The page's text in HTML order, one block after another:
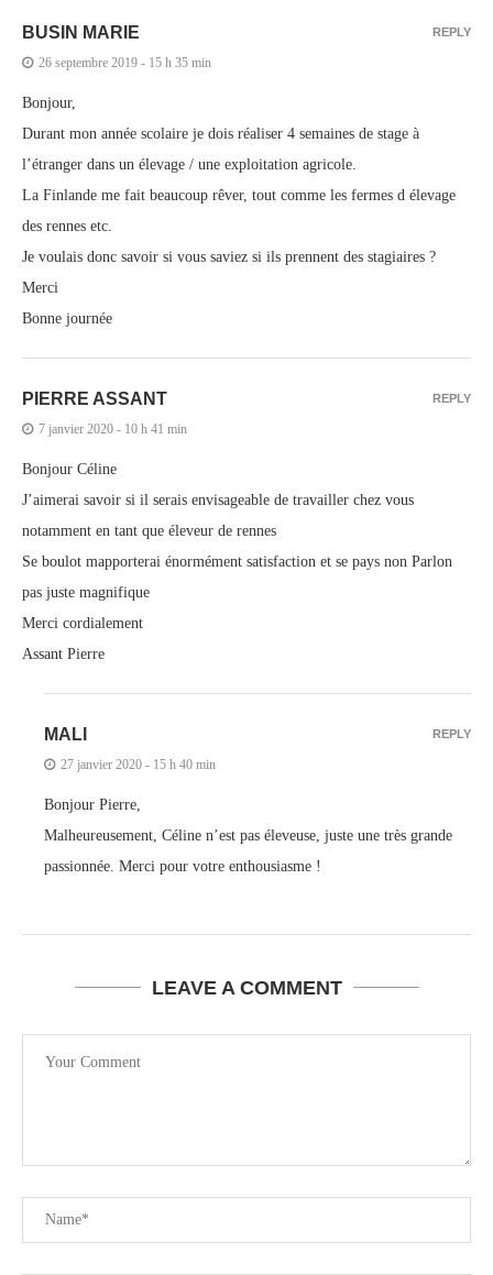
BUSIN MARIE
26 septembre 2019 - 15 h 35 min
Bonjour,
Durant mon année scolaire je dois réaliser 4 semaines de stage à
l’étranger dans un élevage / une exploitation agricole.
La Finlande me fait beaucoup rêver, tout comme les fermes d élevage
des rennes etc.
Je voulais donc savoir si vous saviez si ils prennent des stagiaires ?
Merci
Bonne journée
REPLY
PIERRE ASSANT
7 janvier 2020 - 10 h 41 min
Bonjour Céline
J’aimerai savoir si il serais envisageable de travailler chez vous
notamment en tant que éleveur de rennes
Se boulot mapporterai énormément satisfaction et se pays non Parlon
pas juste magnifique
Merci cordialement
Assant Pierre
REPLY
MALI
27 janvier 2020 - 15 h 40 min
Bonjour Pierre,
Malheureusement, Céline n’est pas éleveuse, juste une très grande
passionnée. Merci pour votre enthousiasme !
REPLY
LEAVE A COMMENT